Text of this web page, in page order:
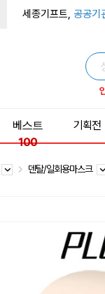
세종기프트, 공공기
베스트
100
기획전
덴탈/일회용마스크